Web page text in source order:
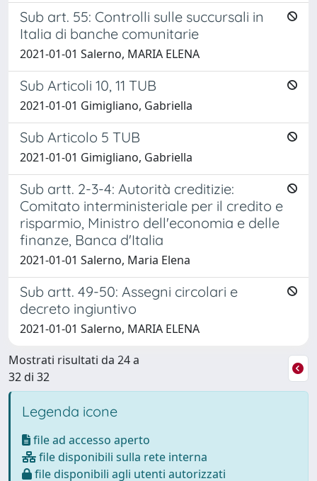
Sub art. 55: Controlli sulle succursali in
Italia di banche comunitarie
2021-01-01 Salerno, MARIA ELENA
Sub Articoli 10, 11 TUB
2021-01-01 Gimigliano, Gabriella
Sub Articolo 5 TUB
2021-01-01 Gimigliano, Gabriella
Sub artt. 2-3-4: Autorità creditizie:
Comitato interministeriale per il credito e
risparmio, Ministro dell'economia e delle
finanze, Banca d'Italia
2021-01-01 Salerno, Maria Elena
Sub artt. 49-50: Assegni circolari e
decreto ingiuntivo
2021-01-01 Salerno, MARIA ELENA
Mostrati risultati da 24 a
32 di 32
Legenda icone
file ad accesso aperto
file disponibili sulla rete interna
file disponibili agli utenti autorizzati